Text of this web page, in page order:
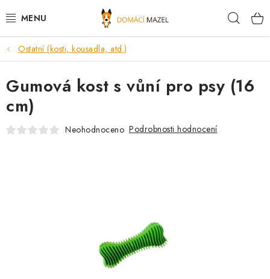
na
DOPORUČUJEME
VÝPRODEJ SKLADU
PSI
Ostatní (kosti, kousadla, atd.)
Gumová kost s vůní pro psy (16
cm)
Neohodnoceno Podrobnosti hodnocení